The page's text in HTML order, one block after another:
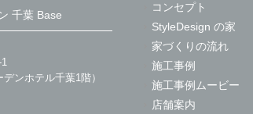
千葉 Base
ンホテル千葉1階）
コンセプト
StyleDesign の家
家づくりの流れ
施工事例
施工事例ムービー
店舗案内